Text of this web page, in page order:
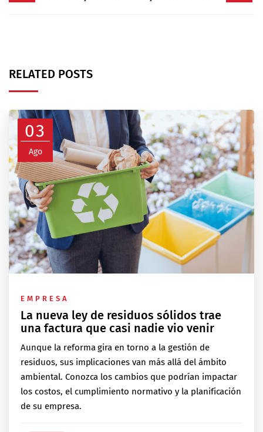
RELATED POSTS
03
Ago
EMPRESA
La nueva ley de residuos sólidos trae
una factura que casi nadie vio venir
Aunque la reforma gira en torno a la gestión de
residuos, sus implicaciones van más allá del ámbito
ambiental. Conozca los cambios que podrían impactar
los costos, el cumplimiento normativo y la planificación
de su empresa.